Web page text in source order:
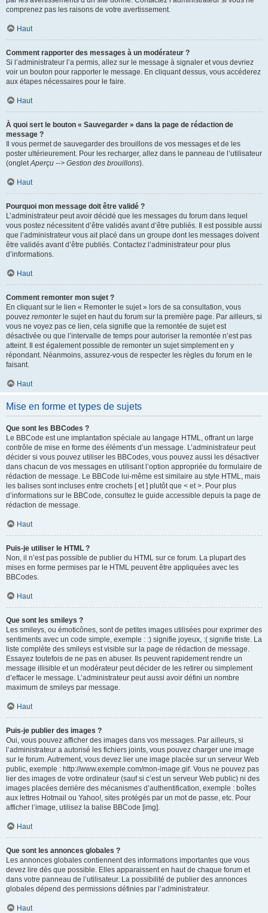
comprenez pas les raisons de votre avertissement.
Haut
Comment rapporter des messages à un modérateur ?
Si l’administrateur l’a permis, allez sur le message à signaler et vous devriez
voir un bouton pour rapporter le message. En cliquant dessus, vous accéderez
aux étapes nécessaires pour le faire.
Haut
À quoi sert le bouton « Sauvegarder » dans la page de rédaction de
message ?
Il vous permet de sauvegarder des brouillons de vos messages et de les
poster ultérieurement. Pour les recharger, allez dans le panneau de l’utilisateur
(ongletAperçu --> Gestion des brouillons).
Haut
Pourquoi mon message doit être validé ?
L’administrateur peut avoir décidé que les messages du forum dans lequel
vous postez nécessitent d’être validés avant d’être publiés. Il est possible aussi
que l’administrateur vous ait placé dans un groupe dont les messages doivent
être validés avant d’être publiés. Contactez l’administrateur pour plus
d’informations.
Haut
Comment remonter mon sujet ?
En cliquant sur le lien « Remonter le sujet » lors de sa consultation, vous
pouvez remonterle sujet en haut du forum sur la première page. Par ailleurs, si
vous ne voyez pas ce lien, cela signifie que la remontée de sujet est
désactivée ou que l’intervalle de temps pour autoriser la remontée n’est pas
atteint. Il est également possible de remonter un sujet simplement en y
répondant. Néanmoins, assurez-vous de respecter les règles du forum en le
faisant.
Haut
Mise en forme et types de sujets
Que sont les BBCodes ?
Le BBCode est une implantation spéciale au langage HTML, offrant un large
contrôle de mise en forme des éléments d’un message. L’administrateur peut
décider si vous pouvez utiliser les BBCodes, vous pouvez aussi les désactiver
dans chacun de vos messages en utilisant l’option appropriée du formulaire de
rédaction de message. Le BBCode lui-même est similaire au style HTML, mais
les balises sont incluses entre crochets [ et ] plutôt que < et >. Pour plus
d’informations sur le BBCode, consultez le guide accessible depuis la page de
rédaction de message.
Haut
Puis-je utiliser le HTML ?
Non, il n’est pas possible de publier du HTML sur ce forum. La plupart des
mises en forme permises par le HTML peuvent être appliquées avec les
BBCodes.
Haut
Que sont les smileys ?
Les smileys, ou émoticônes, sont de petites images utilisées pour exprimer des
sentiments avec un code simple, exemple : :) signifie joyeux, :( signifie triste. La
liste complète des smileys est visible sur la page de rédaction de message.
Essayez toutefois de ne pas en abuser. Ils peuvent rapidement rendre un
message illisible et un modérateur peut décider de les retirer ou simplement
d’effacer le message. L’administrateur peut aussi avoir défini un nombre
maximum de smileys par message.
Haut
Puis-je publier des images ?
Oui, vous pouvez afficher des images dans vos messages. Par ailleurs, si
l’administrateur a autorisé les fichiers joints, vous pouvez charger une image
sur le forum. Autrement, vous devez lier une image placée sur un serveur Web
public, exemple : http://www.exemple.com/mon-image.gif. Vous ne pouvez pas
lier des images de votre ordinateur (sauf si c’est un serveur Web public) ni des
images placées derrière des mécanismes d’authentification, exemple : boîtes
aux lettres Hotmail ou Yahoo!, sites protégés par un mot de passe, etc. Pour
afficher l’image, utilisez la balise BBCode [img].
Haut
Que sont les annonces globales ?
Les annonces globales contiennent des informations importantes que vous
devez lire dès que possible. Elles apparaissent en haut de chaque forum et
dans votre panneau de l’utilisateur. La possibilité de publier des annonces
globales dépend des permissions définies par l’administrateur.
Haut